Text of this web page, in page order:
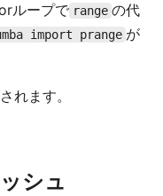
ループで range の代
import prange が
れます。
シュ